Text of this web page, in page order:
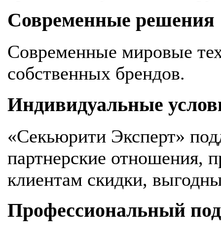
Современные решения
Современные мировые
собственных брендов.
Индивидуальные
«Секьюрити Эксперт»
партнерские отношения,
клиентам скидки,
Профессиональный